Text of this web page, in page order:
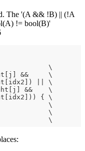
The '(A && !B) || (!A
!= bool(B)'
\
&&     \
|| \
&&    \
{ \
\
\